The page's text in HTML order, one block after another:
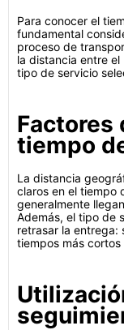
Para conocer el
fundamental
proceso de
la distancia entre
tipo de servicio
Factores
tiempo
La distancia
claros en el tiempo
generalmente
Además, el tipo de
retrasar la entrega:
tiempos más